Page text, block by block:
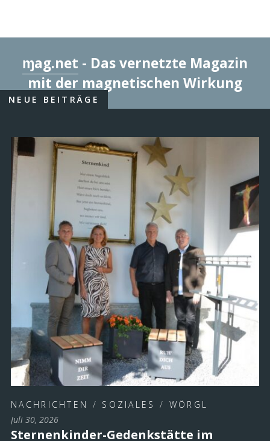
ɱag.net - Das vernetzte Magazin
mit der magnetischen Wirkung
NEUE BEITRÄGE
NACHRICHTEN / SOZIALES / WÖRGL
Juli 30, 2026
Sternenkinder-Gedenkstätte im